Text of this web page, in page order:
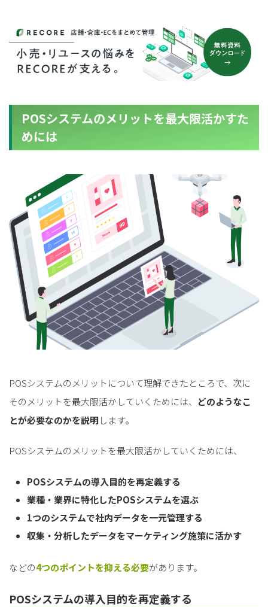
POSシステムのメリットを最大限活かすた
めには
POSシステムのメリットについて理解できたところで、次に
そのメリットを最大限活かしていくためには、
どのようなこ
とが必要なのかを説明します。
POSシステムのメリットを最大限活かしていくためには、
POSシステムの導入目的を再定義する
業種・業界に特化したPOSシステムを選ぶ
1つのシステムで社内データを一元管理する
収集・分析したデータをマーケティング施策に活かす
などの4つのポイントを抑える必要があります。
POSシステムの導入目的を再定義する
資料ダウンロードの一覧へ
中古買取業者向けサービス
資料ダウンロードの一覧へ
お問い合わせフォームへ
中古買取業者向けサービス
お問い合わせフォームへ